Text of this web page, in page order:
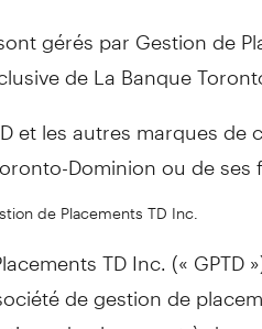
gérés par Gestion de
de La Banque
et les autres marques
Dominion ou de ses
de Placements TD Inc.
TD Inc. («
de gestion de